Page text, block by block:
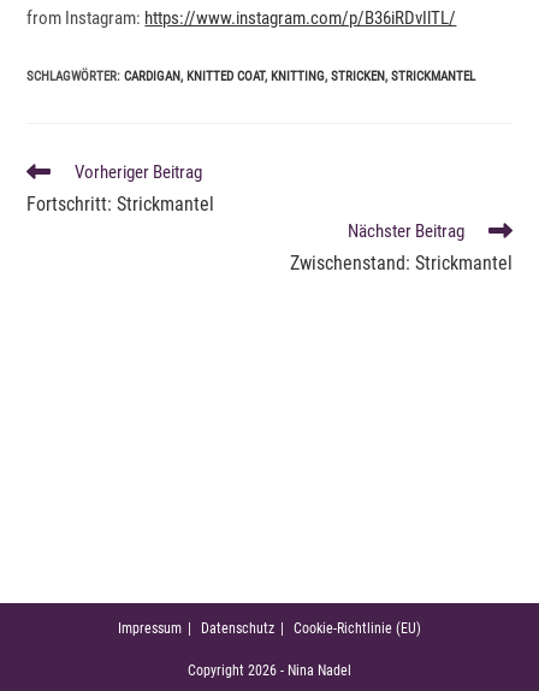
from Instagram: https://www.instagram.com/p/B36iRDvIlTL/
SCHLAGWÖRTER:CARDIGAN, KNITTED COAT, KNITTING, STRICKEN, STRICKMANTEL
WEITERE
ARTIKEL
ANSEHEN
Vorheriger Beitrag
Fortschritt: Strickmantel
Nächster Beitrag
Zwischenstand: Strickmantel
Impressum Datenschutz Cookie-Richtlinie (EU)
Copyright 2026 - Nina Nadel